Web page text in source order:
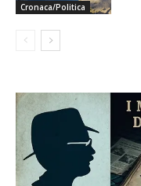
Cronaca/Politica